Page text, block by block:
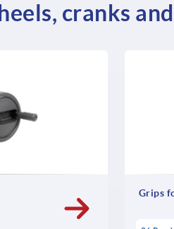
cranks
Grips